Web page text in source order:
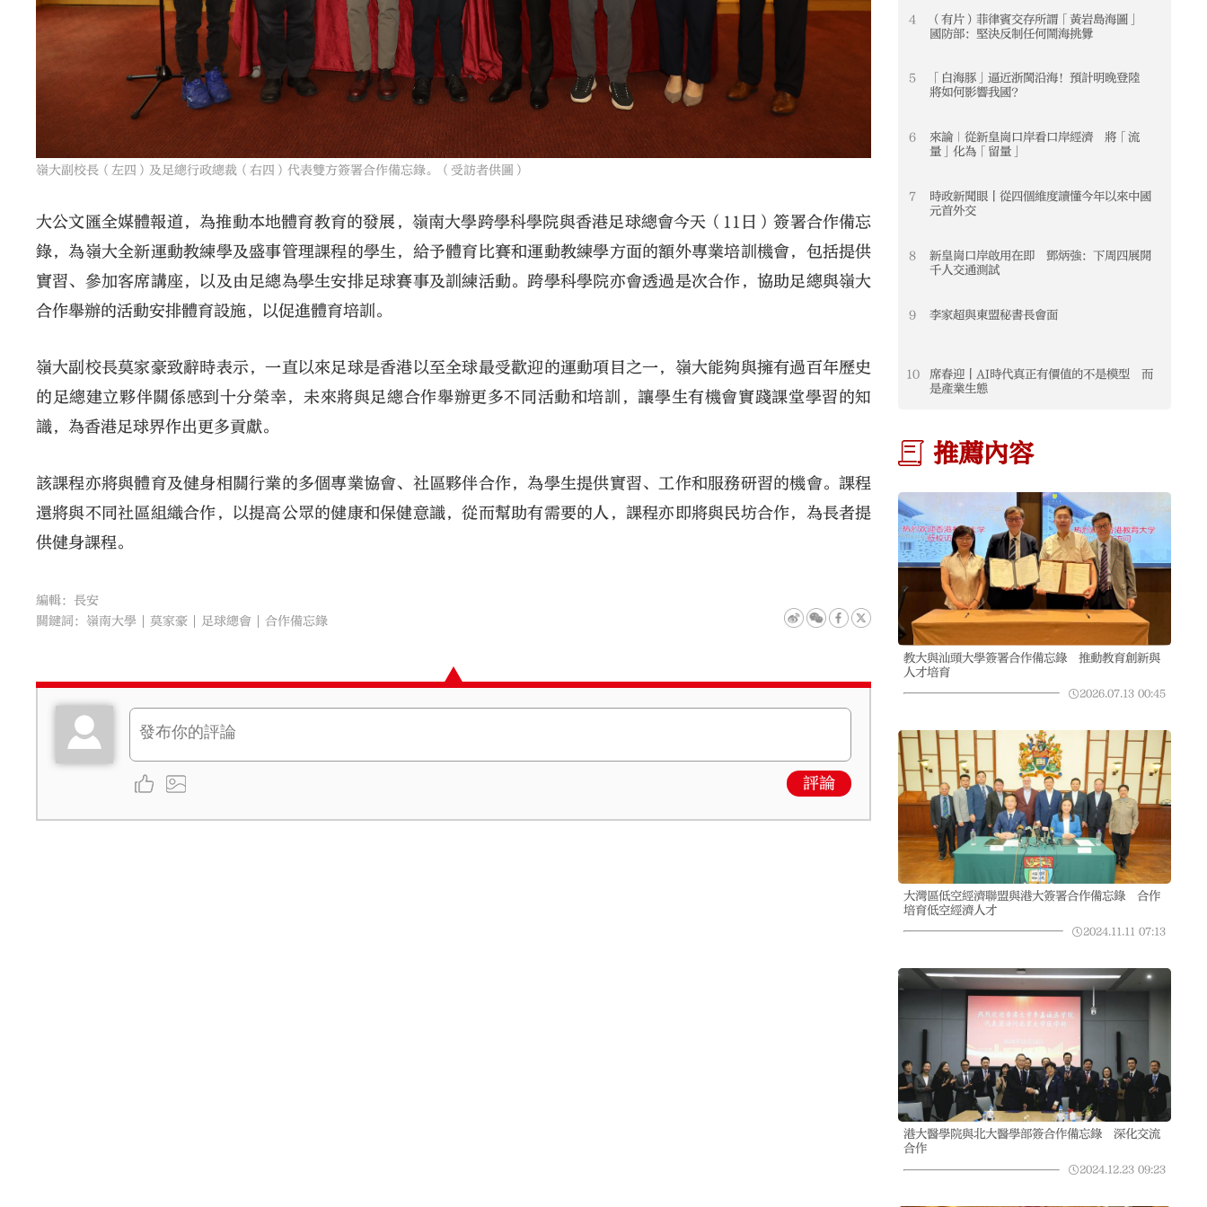
嶺大副校長（左四）及足總行政總裁（右四）代表雙方簽署合作備忘錄。（受訪者供圖）
大公文匯全媒體報道，為推動本地體育教育的發展，嶺南大學跨學科學院與香港足球總會今天（11日）簽署合作備忘
錄，為嶺大全新運動教練學及盛事管理課程的學生，給予體育比賽和運動教練學方面的額外專業培訓機會，包括提供
實習、參加客席講座，以及由足總為學生安排足球賽事及訓練活動。跨學科學院亦會透過是次合作，協助足總與嶺大
合作舉辦的活動安排體育設施，以促進體育培訓。
嶺大副校長莫家豪致辭時表示，一直以來足球是香港以至全球最受歡迎的運動項目之一，嶺大能夠與擁有過百年歷史
的足總建立夥伴關係感到十分榮幸，未來將與足總合作舉辦更多不同活動和培訓，讓學生有機會實踐課堂學習的知
識，為香港足球界作出更多貢獻。
該課程亦將與體育及健身相關行業的多個專業協會、社區夥伴合作，為學生提供實習、工作和服務研習的機會。課程
還將與不同社區組織合作，以提高公眾的健康和保健意識，從而幫助有需要的人，課程亦即將與民坊合作，為長者提
供健身課程。
編輯：長安
關鍵詞： 嶺南大學 莫家豪 足球總會 合作備忘錄
評論
4
（有片）菲律賓交存所謂「黃岩島海圖」
國防部：堅決反制任何鬧海挑釁
5
「白海豚」逼近浙閩沿海！預計明晚登陸
將如何影響我國？
6
來論｜從新皇崗口岸看口岸經濟 將「流
量」化為「留量」
7
時政新聞眼丨從四個維度讀懂今年以來中國
元首外交
8
新皇崗口岸啟用在即 鄧炳強：下周四展開
千人交通測試
9 李家超與東盟秘書長會面
10
席春迎丨AI時代真正有價值的不是模型 而
是產業生態
推薦內容
教大與汕頭大學簽署合作備忘錄 推動教育創新與
人才培育
2026.07.13 00:45
大灣區低空經濟聯盟與港大簽署合作備忘錄 合作
培育低空經濟人才
2024.11.11 07:13
港大醫學院與北大醫學部簽合作備忘錄 深化交流
合作
2024.12.23 09:23